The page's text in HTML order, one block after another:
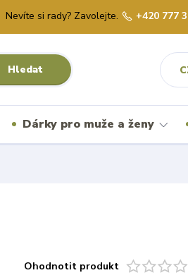
Hledat
Nevíte si rady? Zavolejte. +420 777
Dárky pro muže a ženy
Ohodnotit produkt